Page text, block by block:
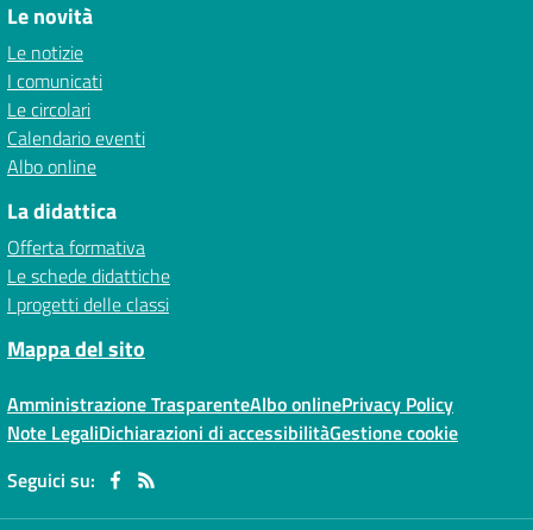
Le novità
Le notizie
I comunicati
Le circolari
Calendario eventi
Albo online
La didattica
Offerta formativa
Le schede didattiche
I progetti delle classi
Mappa del sito
Amministrazione TrasparenteAlbo onlinePrivacy Policy
Note LegaliDichiarazioni di accessibilitàGestione cookie
Seguici su: